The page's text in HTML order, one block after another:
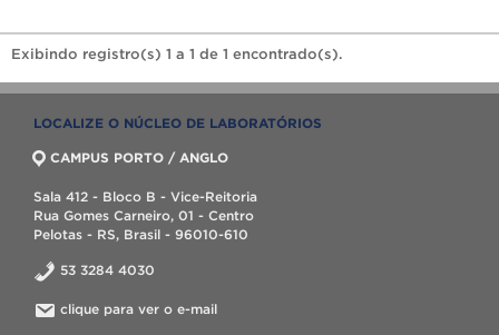
Exibindo registro(s) 1 a 1 de 1 encontrado(s).
LOCALIZE O NÚCLEO DE LABORATÓRIOS
CAMPUS PORTO / ANGLO
Sala 412 - Bloco B - Vice-Reitoria
Rua Gomes Carneiro, 01 - Centro
Pelotas - RS, Brasil - 96010-610
53 3284 4030
clique para ver o e-mail